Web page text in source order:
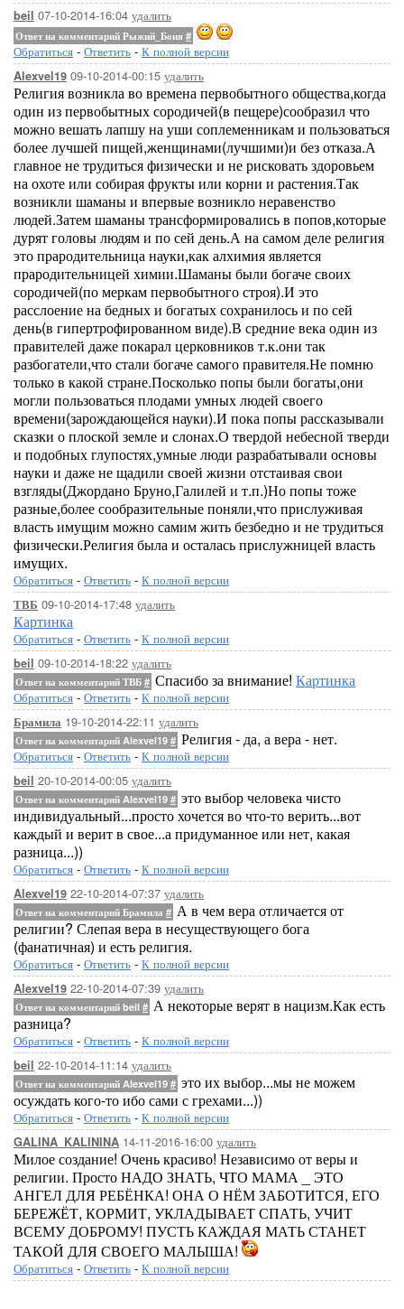
beil 07-10-2014-16:04 удалить
Ответ на комментарий Рыжий_Боня #
Обратиться - Ответить - К полной версии
Alexvel19 09-10-2014-00:15 удалить
Религия возникла во времена первобытного общества,когда
один из первобытных сородичей(в пещере)сообразил что
можно вешать лапшу на уши соплеменникам и пользоваться
более лучшей пищей,женщинами(лучшими)и без отказа.А
главное не трудиться физически и не рисковать здоровьем
на охоте или собирая фрукты или корни и растения.Так
возникли шаманы и впервые возникло неравенство
людей.Затем шаманы трансформировались в попов,которые
дурят головы людям и по сей день.А на самом деле религия
это прародительница науки,как алхимия является
прародительницей химии.Шаманы были богаче своих
сородичей(по меркам первобытного строя).И это
расслоение на бедных и богатых сохранилось и по сей
день(в гипертрофированном виде).В средние века один из
правителей даже покарал церковников т.к.они так
разбогатели,что стали богаче самого правителя.Не помню
только в какой стране.Посколько попы были богаты,они
могли пользоваться плодами умных людей своего
времени(зарождающейся науки).И пока попы рассказывали
сказки о плоской земле и слонах.О твердой небесной тверди
и подобных глупостях,умные люди разрабатывали основы
науки и даже не щадили своей жизни отстаивая свои
взгляды(Джордано Бруно,Галилей и т.п.)Но попы тоже
разные,более сообразительные поняли,что прислуживая
власть имущим можно самим жить безбедно и не трудиться
физически.Религия была и осталась прислужницей власть
имущих.
Обратиться - Ответить - К полной версии
ТВБ 09-10-2014-17:48 удалить
Картинка
Обратиться - Ответить - К полной версии
beil 09-10-2014-18:22 удалить
Ответ на комментарий ТВБ # Спасибо за внимание! Картинка
Обратиться - Ответить - К полной версии
Брамила 19-10-2014-22:11 удалить
Ответ на комментарий Alexvel19 # Религия - да, а вера - нет.
Обратиться - Ответить - К полной версии
beil 20-10-2014-00:05 удалить
Ответ на комментарий Alexvel19 # это выбор человека чисто
индивидуальный...просто хочется во что-то верить...вот
каждый и верит в свое...а придуманное или нет, какая
разница...))
Обратиться - Ответить - К полной версии
Alexvel19 22-10-2014-07:37 удалить
Ответ на комментарий Брамила # А в чем вера отличается от
религии? Слепая вера в несуществующего бога
(фанатичная) и есть религия.
Обратиться - Ответить - К полной версии
Alexvel19 22-10-2014-07:39 удалить
Ответ на комментарий beil # А некоторые верят в нацизм.Как есть
разница?
Обратиться - Ответить - К полной версии
beil 22-10-2014-11:14 удалить
Ответ на комментарий Alexvel19 # это их выбор...мы не можем
осуждать кого-то ибо сами с грехами...))
Обратиться - Ответить - К полной версии
GALINA_KALININA 14-11-2016-16:00 удалить
Милое создание! Очень красиво! Независимо от веры и
религии. Просто НАДО ЗНАТЬ, ЧТО МАМА _ ЭТО
АНГЕЛ ДЛЯ РЕБЁНКА! ОНА О НЁМ ЗАБОТИТСЯ, ЕГО
БЕРЕЖЁТ, КОРМИТ, УКЛАДЫВАЕТ СПАТЬ, УЧИТ
ВСЕМУ ДОБРОМУ! ПУСТЬ КАЖДАЯ МАТЬ СТАНЕТ
ТАКОЙ ДЛЯ СВОЕГО МАЛЫША!
Обратиться - Ответить - К полной версии